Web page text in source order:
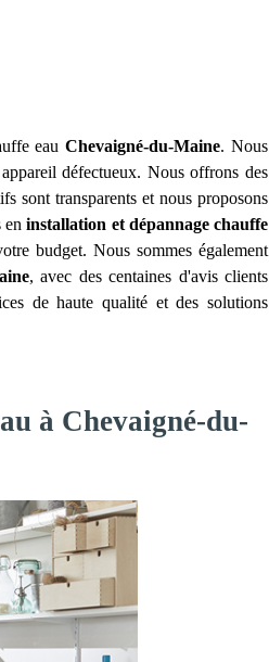
eauChevaigné-du-Maine. Nous
défectueux. Nous offrons des
sont transparents et nous proposons
eninstallation et dépannage chauffe
budget. Nous sommes également
, avec des centaines d'avis clients
de haute qualité et des solutions
à Chevaigné-du-